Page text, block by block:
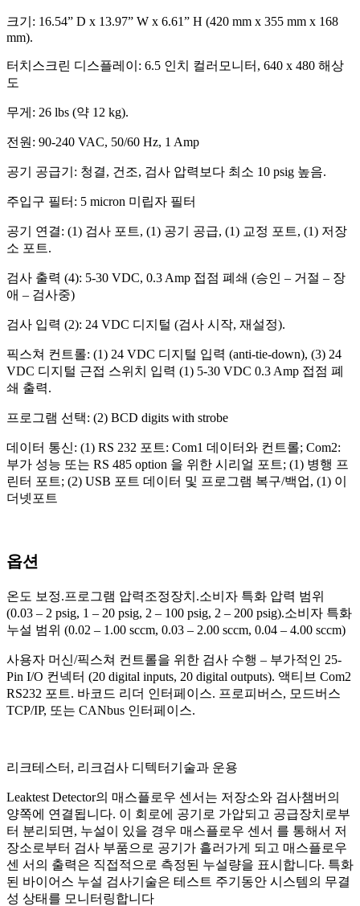
크기: 16.54” D x 13.97” W x 6.61” H (420 mm x 355 mm x 168
mm).
터치스크린 디스플레이: 6.5 인치 컬러모니터, 640 x 480 해상
도
무게: 26 lbs (약 12 kg).
전원: 90-240 VAC, 50/60 Hz, 1 Amp
공기 공급기: 청결, 건조, 검사 압력보다 최소 10 psig 높음.
주입구 필터: 5 micron 미립자 필터
공기 연결: (1) 검사 포트, (1) 공기 공급, (1) 교정 포트, (1) 저장
소 포트.
검사 출력 (4): 5-30 VDC, 0.3 Amp 접점 폐쇄 (승인 – 거절 – 장
애 – 검사중)
검사 입력 (2): 24 VDC 디지털 (검사 시작, 재설정).
픽스쳐 컨트롤: (1) 24 VDC 디지털 입력 (anti-tie-down), (3) 24
VDC 디지털 근접 스위치 입력 (1) 5-30 VDC 0.3 Amp 접점 폐
쇄 출력.
프로그램 선택: (2) BCD digits with strobe
데이터 통신: (1) RS 232 포트: Com1 데이터와 컨트롤; Com2:
부가 성능 또는 RS 485 option 을 위한 시리얼 포트; (1) 병행 프
린터 포트; (2) USB 포트 데이터 및 프로그램 복구/백업, (1) 이
더넷포트
옵션
온도 보정.프로그램 압력조정장치.소비자 특화 압력 범위
(0.03 – 2 psig, 1 – 20 psig, 2 – 100 psig, 2 – 200 psig).소비자 특화
누설 범위 (0.02 – 1.00 sccm, 0.03 – 2.00 sccm, 0.04 – 4.00 sccm)
사용자 머신/픽스쳐 컨트롤을 위한 검사 수행 – 부가적인 25-
Pin I/O 컨넥터 (20 digital inputs, 20 digital outputs). 액티브 Com2
RS232 포트. 바코드 리더 인터페이스. 프로피버스, 모드버스
TCP/IP, 또는 CANbus 인터페이스.
리크테스터, 리크검사 디텍터기술과 운용
Leaktest Detector의 매스플로우 센서는 저장소와 검사챔버의
양쪽에 연결됩니다. 이 회로에 공기로 가압되고 공급장치로부
터 분리되면, 누설이 있을 경우 매스플로우 센서 를 통해서 저
장소로부터 검사 부품으로 공기가 흘러가게 되고 매스플로우
센 서의 출력은 직접적으로 측정된 누설량을 표시합니다. 특화
된 바이어스 누설 검사기술은 테스트 주기동안 시스템의 무결
성 상태를 모니터링합니다